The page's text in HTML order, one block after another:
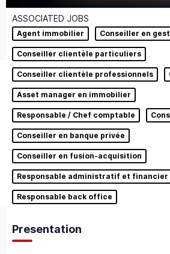
ASSOCIATED JOBS
Agent immobilier Conseiller en
Conseiller clientèle particuliers
Conseiller clientèle professionnels
Asset manager en immobilier
Responsable / Chef comptable
Conseiller en banque privée
Conseiller en fusion-acquisition
Responsable administratif et financier
Responsable back office
Presentation